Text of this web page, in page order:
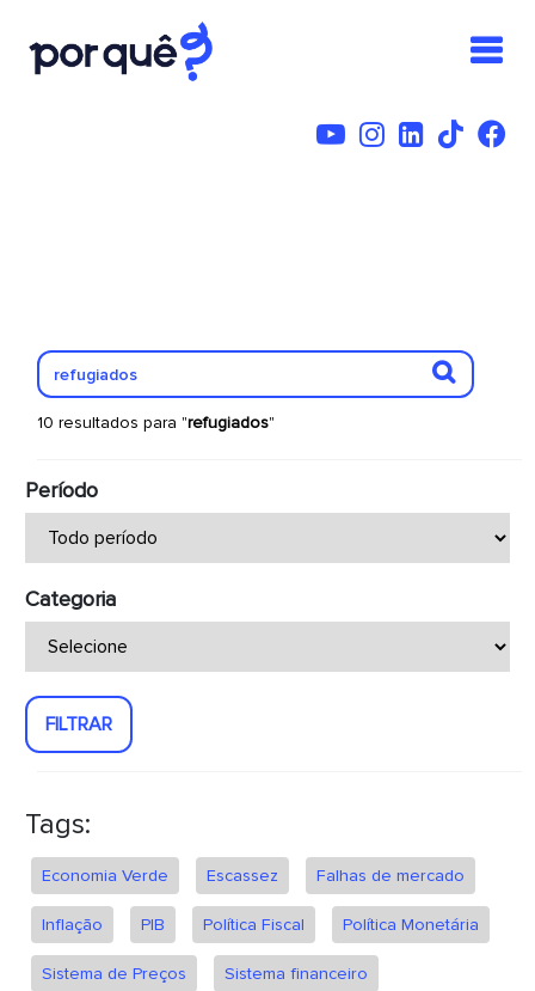
10 resultados para "refugiados"
Período
Categoria
FILTRAR
Tags:
Economia Verde Escassez Falhas de mercado
Inflação PIB Política Fiscal Política Monetária
Sistema de Preços Sistema financeiro